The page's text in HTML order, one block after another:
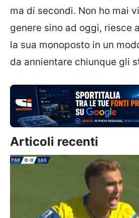
ma di secondi. Non ho mai
genere sino ad oggi, riesce
la sua monoposto in un
da annientare chiunque gli
Articoli recenti